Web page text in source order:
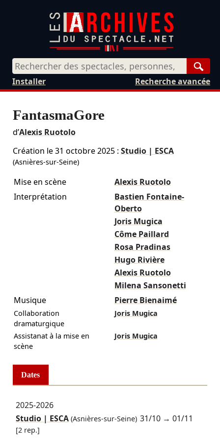
Recherche avancée
Installer
FantasmaGore
d’Alexis Ruotolo
Création le31 octobre 2025: Studio | ESCA
(Asnières-sur-Seine)
Mise en scène
Alexis Ruotolo
Interprétation
Bastien Fontaine-
Oberto
Joris Mugica
Côme Paillard
Rosa Pradinas
Hugo Rivière
Alexis Ruotolo
Milena Sansonetti
Musique
Pierre Bienaimé
Collaboration
dramaturgique
Joris Mugica
Assistanat à la mise en
scène
Joris Mugica
Dates
2025-2026
Studio | ESCA(Asnières-sur-Seine) 31/10 →01/11
[2 rep.]